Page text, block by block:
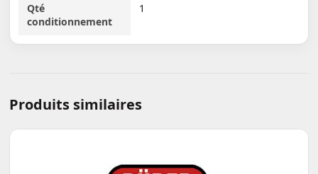
Qté
conditionnement
1
Produits similaires